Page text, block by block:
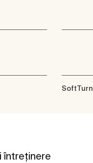
SoftTurn
întreținere